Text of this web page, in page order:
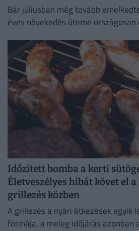
Bár júliusban még tovább
éves növekedés üteme
Időzített bomba a kerti
Életveszélyes hibát követ el
grillezés közben
A grillezés a nyári étkezések egyik
formája, a meleg időjárás azonban